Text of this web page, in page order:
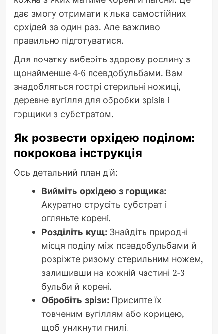
дає змогу отримати кілька самостійних
орхідей за один раз. Але важливо
правильно підготуватися.
Для початку виберіть здорову рослину з
щонайменше 4-6 псевдобульбами. Вам
знадобляться гострі стерильні ножиці,
деревне вугілля для обробки зрізів і
горщики з субстратом.
Як розвести орхідею поділом:
покрокова інструкція
Ось детальний план дій:
Вийміть орхідею з горщика:
Акуратно струсіть субстрат і
огляньте корені.
Розділіть кущ:Знайдіть природні
місця поділу між псевдобульбами й
розріжте ризому стерильним ножем,
залишивши на кожній частині 2-3
бульби й корені.
Обробіть зрізи:Присипте їх
товченим вугіллям або корицею,
щоб уникнути гнилі.